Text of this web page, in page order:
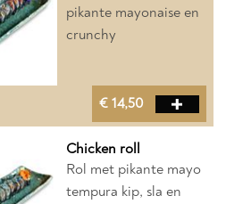
pikante mayonaise en
crunchy
€ 14,50
Chicken roll
Rol met pikante mayo
tempura kip, sla en